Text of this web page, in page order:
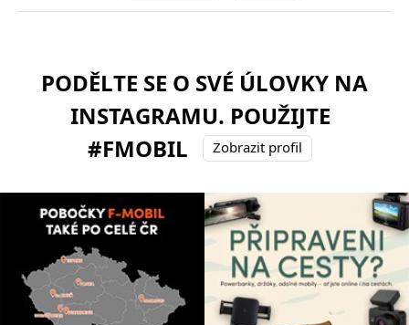
PODĚLTE SE O SVÉ ÚLOVKY NA
INSTAGRAMU. POUŽIJTE
#FMOBIL
Zobrazit profil